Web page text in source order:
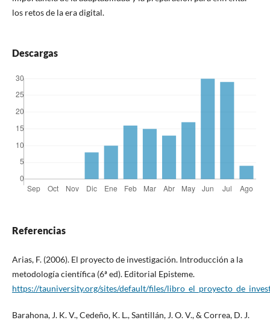
los retos de la era digital.
Descargas
Referencias
Arias, F. (2006). El proyecto de investigación. Introducción a la
metodología científica (6ª ed). Editorial Episteme.
https://tauniversity.org/sites/default/files/
Barahona, J. K. V., Cedeño, K. L., Santillán, J. O. V., & Correa, D. J.